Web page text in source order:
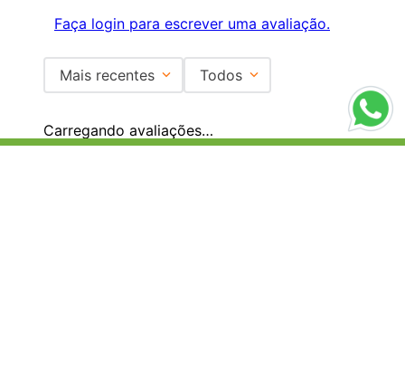
Faça login para escrever uma avaliação.
Mais recentes Todos
Carregando avaliações…